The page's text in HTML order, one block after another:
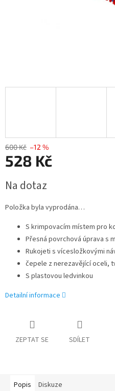
600 Kč –12 %
528 Kč
cena:
Na dotaz
Položka byla vyprodána…
S krimpovacím místem pro
Přesná povrchová úprava s
Rukojeti s vícesložkovými
čepele z nerezavějící oceli,
S plastovou ledvinkou
Detailní informace
ZEPTAT SE SDÍLET
Popis Diskuze